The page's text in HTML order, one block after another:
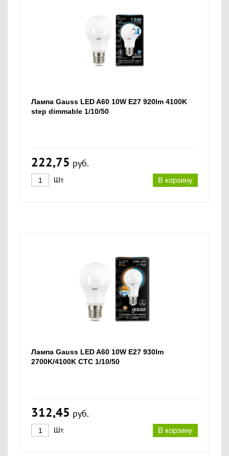
Лампа Gauss LED A60 10W E27 920lm 4100K
step dimmable 1/10/50
222,75 руб.
В корзину
Шт.
Лампа Gauss LED A60 10W E27 930lm
2700K/4100K CTC 1/10/50
312,45 руб.
В корзину
Шт.